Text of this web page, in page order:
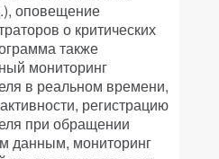
оповещение
о критических
также
мониторинг
в реальном времени,
регистрацию
при обращении
данным, мониторинг